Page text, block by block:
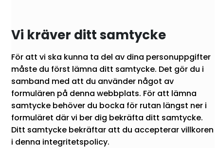
Vi kräver ditt samtycke
För att vi ska kunna ta del av dina personuppgifter
måste du först lämna ditt samtycke. Det gör du i
samband med att du använder något av
formulären på denna webbplats. För att lämna
samtycke behöver du bocka för rutan längst ner i
formuläret där vi ber dig bekräfta ditt samtycke.
Ditt samtycke bekräftar att du accepterar villkoren
i denna integritetspolicy.